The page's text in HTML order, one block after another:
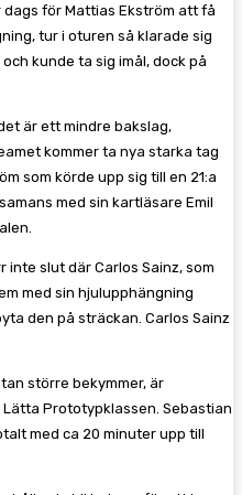
för Mattias Ekström att få
tur i oturen så klarade sig
kunde ta sig imål, dock på
är ett mindre bakslag,
kommer ta nya starka tag
som körde upp sig till en 21:a
med sin kartläsare Emil
slut där Carlos Sainz, som
med sin hjulupphängning
den på sträckan. Carlos Sainz
större bekymmer, är
Prototypklassen. Sebastian
med ca 20 minuter upp till